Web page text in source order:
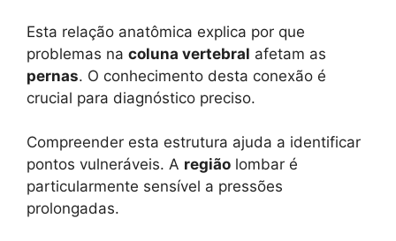
Esta relação anatômica explica por que
problemas na coluna vertebral afetam as
pernas. O conhecimento desta conexão é
crucial para diagnóstico preciso.
Compreender esta estrutura ajuda a identificar
pontos vulneráveis. A região lombar é
particularmente sensível a pressões
prolongadas.